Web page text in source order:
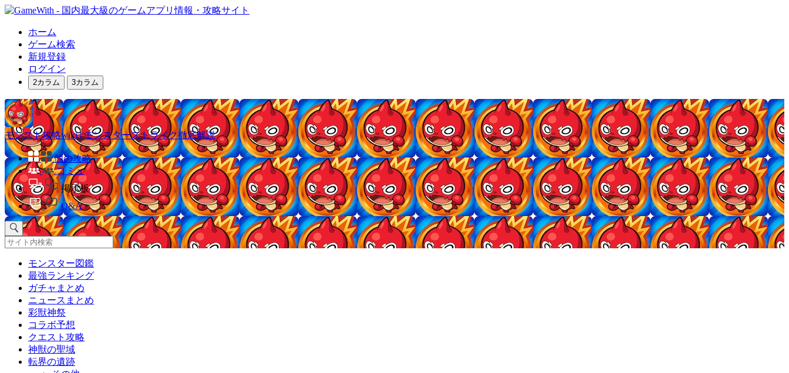
ホーム
ゲーム検索
新規登録
ログイン
2カラム 3カラム
モンスト攻略wiki | モンスターストライク徹底解説
他の攻略
コミュ
掲示板
Q&A
モンスター図鑑
最強ランキング
ガチャまとめ
ニュースまとめ
彩獣神祭
コラボ予想
クエスト攻略
神獣の聖域
転界の遺跡